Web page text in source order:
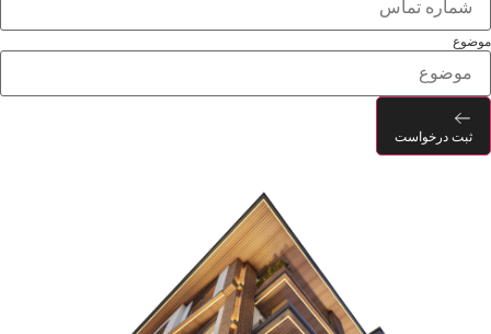
موضوع
ثبت درخواست